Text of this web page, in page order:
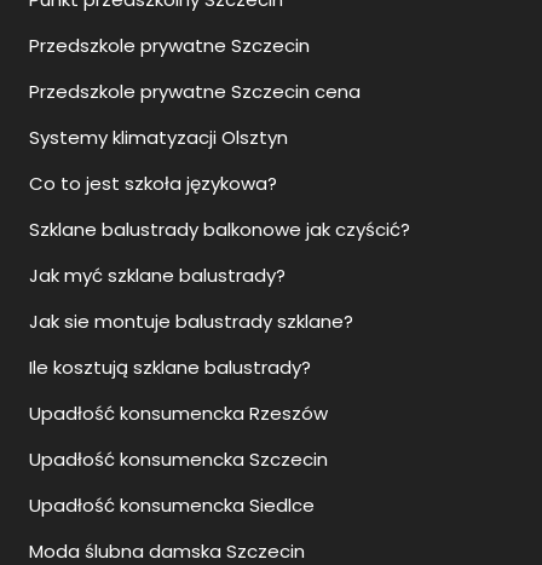
Przedszkole prywatne Szczecin
Przedszkole prywatne Szczecin cena
Systemy klimatyzacji Olsztyn
Co to jest szkoła językowa?
Szklane balustrady balkonowe jak czyścić?
Jak myć szklane balustrady?
Jak sie montuje balustrady szklane?
Ile kosztują szklane balustrady?
Upadłość konsumencka Rzeszów
Upadłość konsumencka Szczecin
Upadłość konsumencka Siedlce
Moda ślubna damska Szczecin